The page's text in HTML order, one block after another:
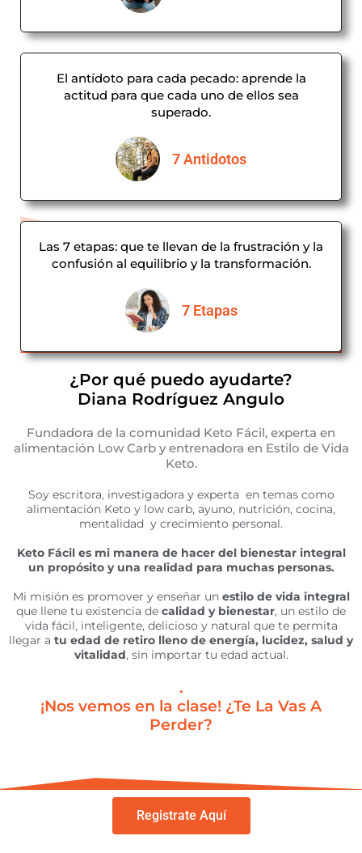
El antídoto para cada pecado: aprende la
actitud para que cada uno de ellos sea
superado.
7 Antidotos
Las 7 etapas: que te llevan de la frustración y la
confusión al equilibrio y la transformación.
7 Etapas
¿Por qué puedo ayudarte?
Diana Rodríguez Angulo
Fundadora de la comunidad Keto Fácil, experta en
alimentación Low Carb y entrenadora en Estilo de Vida
Keto.
Soy escritora, investigadora y experta en temas como
alimentación Keto y low carb, ayuno, nutrición, cocina,
mentalidad y crecimiento personal.
Keto Fácil es mi manera de hacer del bienestar integral
un propósito y una realidad para muchas personas.
Mi misión es promover y enseñar un estilo de vida integral
que llene tu existencia de calidad y bienestar, un estilo de
vida fácil, inteligente, delicioso y natural que te permita
llegar a tu edad de retiro lleno de energía, lucidez, salud y
vitalidad, sin importar tu edad actual.
.
¡Nos vemos en la clase! ¿Te La Vas A
Perder?
Registrate Aquí